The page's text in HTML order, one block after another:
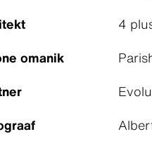
4
omanik